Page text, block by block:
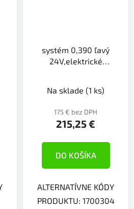
systém 0,390 ľavý
24V,elektrické
Na sklade (1 ks)
175 € bez DPH
215,25 €
DO KOŠÍKA
ALTERNATÍVNE KÓDY
PRODUKTU: 1700304